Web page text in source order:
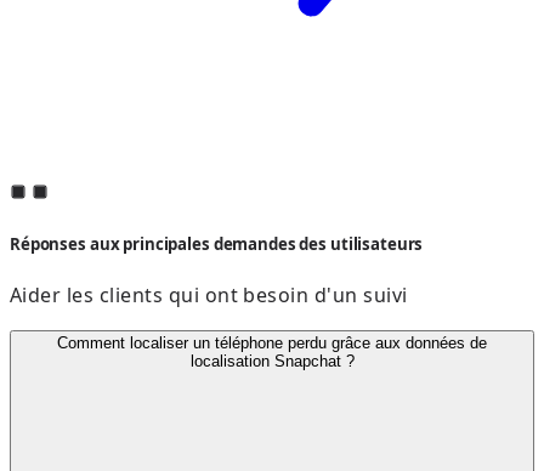
Réponses aux principales demandes des utilisateurs
Aider les clients qui ont besoin d'un suivi
Comment localiser un téléphone perdu grâce aux données de
localisation Snapchat ?